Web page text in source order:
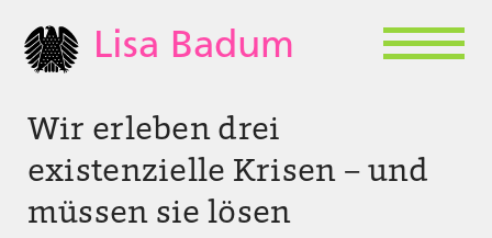
Lisa Badum
Wir erleben drei
existenzielle Krisen – und
müssen sie lösen